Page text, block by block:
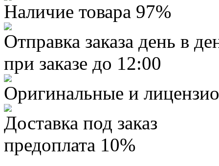
Наличие товара 97%
Отправка заказа день в
при заказе до 12:00
Оригинальные и
Доставка под заказ
предоплата 10%